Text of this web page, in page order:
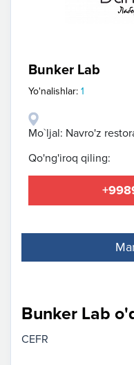
Bunker Lab
Yo'nalishlar: 1
Mo`ljal: Navro'z
Qo'ng'iroq qiling:
Bunker Lab
CEFR